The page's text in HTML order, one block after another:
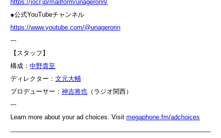
⁠⁠⁠⁠⁠⁠⁠⁠⁠⁠⁠⁠⁠⁠⁠⁠⁠⁠⁠⁠⁠⁠⁠⁠⁠⁠⁠⁠⁠⁠⁠⁠⁠⁠⁠⁠⁠⁠⁠⁠⁠⁠⁠⁠⁠⁠⁠⁠⁠⁠https://jocr.jp/mailform/unagerorin/⁠⁠⁠⁠⁠⁠⁠⁠⁠⁠⁠⁠⁠⁠⁠⁠⁠⁠⁠⁠⁠⁠⁠⁠⁠⁠⁠⁠⁠⁠⁠⁠⁠⁠⁠⁠⁠⁠⁠⁠⁠⁠⁠⁠⁠⁠⁠⁠⁠⁠
●公式YouTubeチャンネル
⁠⁠⁠⁠⁠⁠⁠⁠⁠⁠⁠⁠⁠⁠https://www.youtube.com/@unagerorin⁠⁠⁠⁠⁠⁠⁠⁠⁠⁠⁠⁠⁠⁠
---
【スタッフ】
構成： ⁠⁠⁠⁠⁠⁠⁠⁠⁠⁠⁠⁠⁠⁠⁠⁠⁠⁠⁠⁠⁠⁠⁠⁠⁠⁠⁠⁠⁠⁠⁠⁠⁠⁠⁠⁠⁠⁠⁠⁠⁠⁠⁠⁠⁠⁠⁠⁠⁠⁠中野貴至⁠⁠⁠⁠⁠⁠⁠⁠⁠⁠⁠⁠⁠⁠⁠⁠⁠⁠⁠⁠⁠⁠⁠⁠⁠⁠⁠⁠⁠⁠⁠⁠⁠⁠⁠⁠⁠⁠⁠⁠⁠⁠⁠⁠⁠⁠⁠⁠⁠⁠
ディレクター： ⁠⁠⁠⁠⁠⁠⁠⁠⁠⁠⁠⁠⁠⁠⁠⁠⁠⁠⁠⁠⁠⁠⁠⁠⁠⁠⁠⁠⁠⁠⁠⁠⁠⁠⁠⁠⁠⁠⁠⁠⁠⁠⁠⁠⁠⁠⁠⁠⁠⁠文元大輔⁠⁠⁠⁠⁠⁠⁠⁠⁠⁠⁠⁠⁠⁠⁠⁠⁠⁠⁠⁠⁠⁠⁠⁠⁠⁠⁠⁠⁠⁠⁠⁠⁠⁠⁠⁠⁠⁠⁠⁠⁠⁠⁠⁠⁠⁠⁠⁠⁠⁠
プロデューサー： ⁠⁠⁠⁠⁠⁠⁠⁠⁠⁠⁠⁠⁠⁠⁠⁠⁠⁠⁠⁠⁠⁠⁠⁠⁠⁠⁠⁠⁠⁠⁠⁠⁠⁠⁠⁠⁠⁠⁠⁠⁠⁠⁠⁠⁠⁠⁠⁠⁠⁠神吉将也⁠⁠⁠⁠⁠⁠⁠⁠⁠⁠⁠⁠⁠⁠⁠⁠⁠⁠⁠⁠⁠⁠⁠⁠⁠⁠⁠⁠⁠⁠⁠⁠⁠⁠⁠⁠⁠⁠⁠⁠⁠⁠⁠⁠⁠⁠⁠⁠⁠⁠ （ラジオ関西）
---
Learn more about your ad choices. Visit megaphone.fm/adchoices